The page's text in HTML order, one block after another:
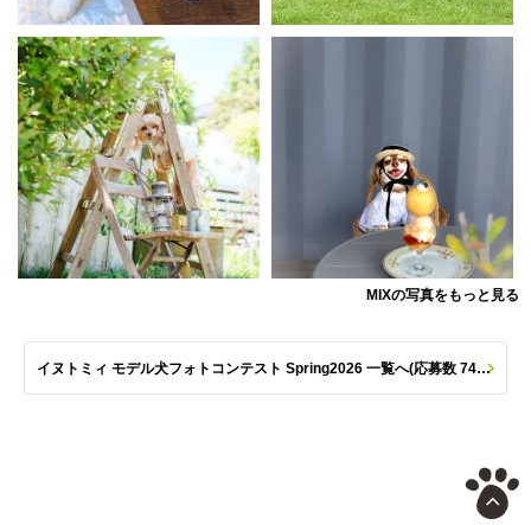
MIXの写真をもっと見る
イヌトミィ モデル犬フォトコンテスト Spring2026 一覧へ(応募数 747枚)